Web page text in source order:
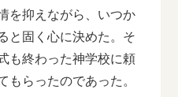
を抑えながら、いつか
と固く心に決めた。そ
も終わった神学校に頼
もらったのであった。